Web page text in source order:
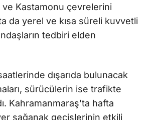
Kastamonu çevrelerini
da yerel ve kısa süreli kuvvetli
tedbiri elden
dışarıda bulunacak
sürücülerin ise trafikte
Kahramanmaraş’ta hafta
sağanak geçişlerinin etkili